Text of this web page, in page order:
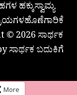
ಹಕ್ಕುಸ್ವಾಮ್ಯ
© 2026 ಸಾರ್ಥಕ
ಸಾರ್ಥಕ ಬದುಕಿಗೆ
More